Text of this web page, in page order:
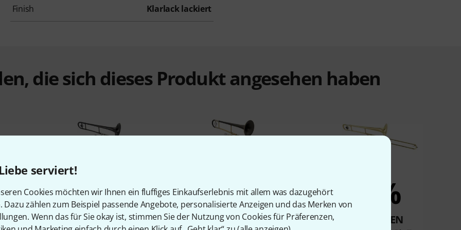
serviert!
Cookies möchten wir Ihnen ein fluffiges Einkaufserlebnis mit allem was dazugehört
Dazu zählen zum Beispiel passende Angebote, personalisierte Anzeigen und das Merken von
Wenn das für Sie okay ist, stimmen Sie der Nutzung von Cookies für Präferenzen,
Finish Klarlack lackiert
die sich dieses Produkt angesehen haben
3%
KAUFTEN
2%
KAUFTEN
2%
KAUFTEN